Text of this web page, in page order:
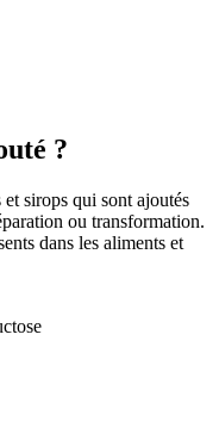
?
sirops qui sont ajoutés
ou transformation.
dans les aliments et